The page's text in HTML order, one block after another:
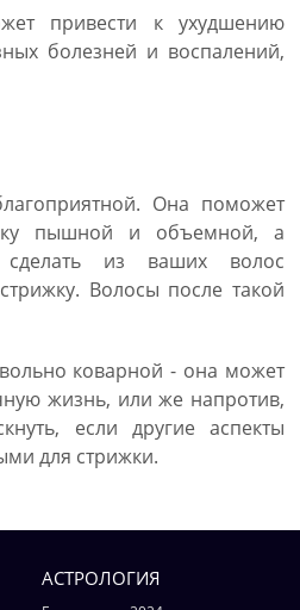
привести к ухудшению
болезней и воспалений,
Она поможет
пышной и объемной, а
сделать из ваших волос
Волосы после такой
коварной - она может
жизнь, или же напротив,
если другие аспекты
для стрижки.
АСТРОЛОГИЯ